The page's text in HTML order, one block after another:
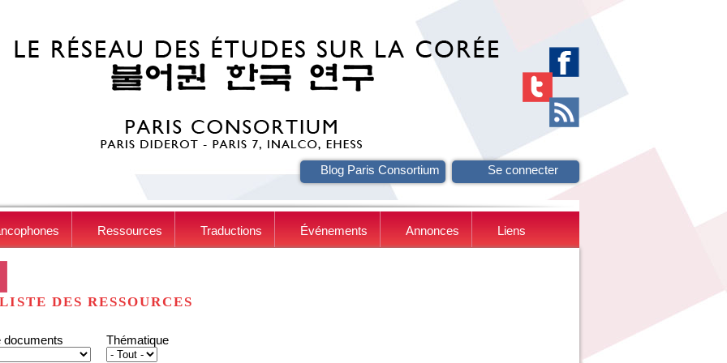
Blog Paris Consortium Se connecter
Ressources Traductions Événements Annonces Liens
LISTE DES RESSOURCES
documents Thématique